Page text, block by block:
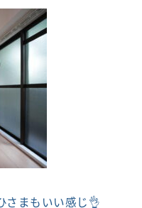
さまもいい感じ👌